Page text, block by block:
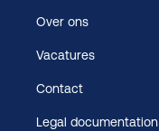
Over ons
Vacatures
Contact
Legal documentation